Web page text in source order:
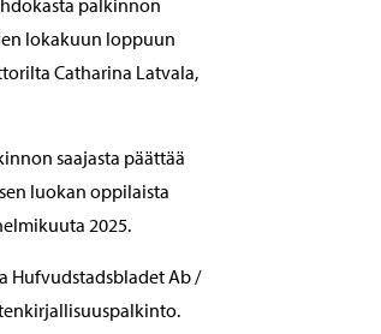
lokakuun loppuun
Catharina Latvala,
saajasta päättää
luokan oppilaista
2025.
Hufvudstadsbladet Ab /